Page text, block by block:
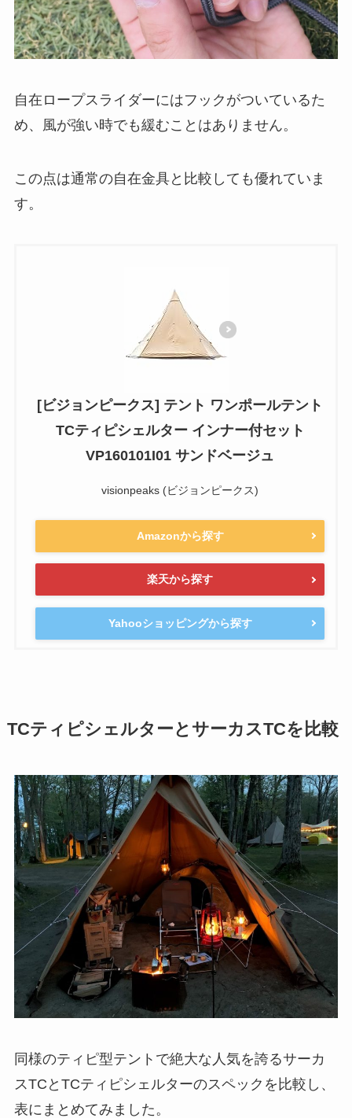
自在ロープスライダーにはフックがついているた
め、風が強い時でも緩むことはありません。
この点は通常の自在金具と比較しても優れていま
す。
[ビジョンピークス] テント ワンポールテント
TCティピシェルター インナー付セット
VP160101I01 サンドベージュ
visionpeaks (ビジョンピークス)
Amazonから探す
楽天から探す
Yahooショッピングから探す
TCティピシェルターとサーカスTCを比較
同様のティピ型テントで絶大な人気を誇るサーカ
スTCとTCティピシェルターのスペックを比較し、
表にまとめてみました。